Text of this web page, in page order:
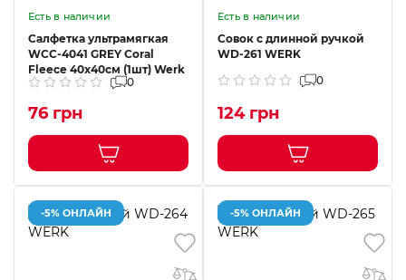
Есть в наличии
Салфетка ультрамягкая
WCC-4041 GREY Coral
Fleece 40x40см (1шт) Werk
0
76 грн
Есть в наличии
Совок с длинной ручкой
WD-261 WERK
0
124 грн
-5% ОНЛАЙН -5% ОНЛАЙН